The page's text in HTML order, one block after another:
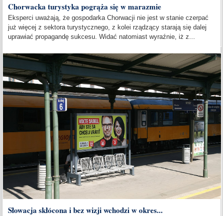
Chorwacka turystyka pogrąża się w marazmie
Eksperci uważają, że gospodarka Chorwacji nie jest w stanie czerpać
już więcej z sektora turystycznego, z kolei rządzący starają się dalej
uprawiać propagandę sukcesu. Widać natomiast wyraźnie, iż z...
Słowacja skłócona i bez wizji wchodzi w okres...